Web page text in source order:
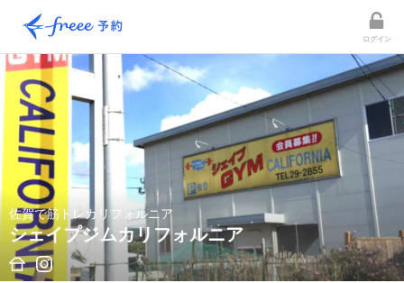
ログイン
佐賀で筋トレカリフォルニア
シェイプジムカリフォルニア